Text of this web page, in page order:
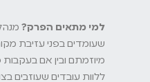
למי מתאים הפרק?
שעומדים בפני עזיבת
מיוזמתם ובין אם בעקבות
ללוות עובדים שעוזבים